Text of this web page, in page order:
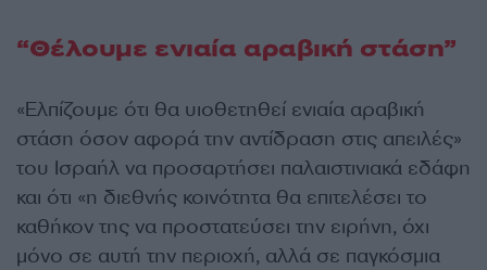
“Θέλουμε ενιαία αραβική στάση”
«Ελπίζουμε ότι θα υιοθετηθεί ενιαία αραβική
στάση όσον αφορά την αντίδραση στις απειλές»
του Ισραήλ να προσαρτήσει παλαιστινιακά εδάφη
και ότι «η διεθνής κοινότητα θα επιτελέσει το
καθήκον της να προστατεύσει την ειρήνη, όχι
μόνο σε αυτή την περιοχή, αλλά σε παγκόσμια